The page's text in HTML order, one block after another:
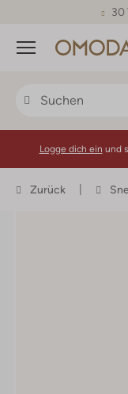
30
Menü
Logge dich ein und
Zurück